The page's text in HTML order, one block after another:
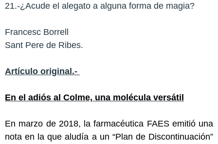
21.-¿Acude el alegato a alguna forma de magia?
Francesc Borrell
Sant Pere de Ribes.
Artículo original.-
En el adiós al Colme, una molécula versátil
En marzo de 2018, la farmacéutica FAES emitió una
nota en la que aludía a un “Plan de Discontinuación”